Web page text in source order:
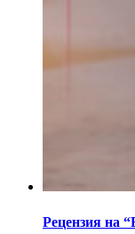
Рецензия на